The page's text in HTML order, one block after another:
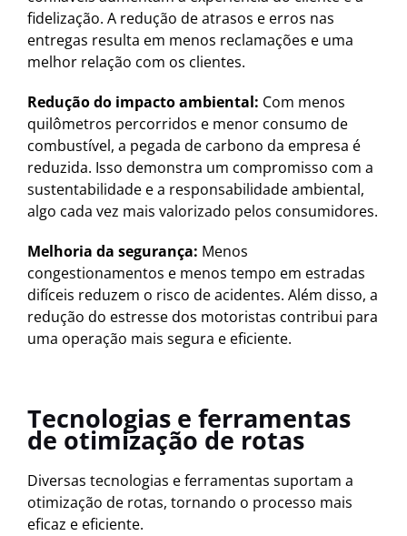
fidelização. A redução de atrasos e erros nas
entregas resulta em menos reclamações e uma
melhor relação com os clientes.
Redução do impacto ambiental: Com menos
quilômetros percorridos e menor consumo de
combustível, a pegada de carbono da empresa é
reduzida. Isso demonstra um compromisso com a
sustentabilidade e a responsabilidade ambiental,
algo cada vez mais valorizado pelos consumidores.
Melhoria da segurança: Menos
congestionamentos e menos tempo em estradas
difíceis reduzem o risco de acidentes. Além disso, a
redução do estresse dos motoristas contribui para
uma operação mais segura e eficiente.
Tecnologias e ferramentas
de otimização de rotas
Diversas tecnologias e ferramentas suportam a
otimização de rotas, tornando o processo mais
eficaz e eficiente.